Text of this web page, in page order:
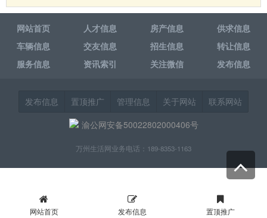
网站首页 人才信息 房产信息
供求信息
车辆信息
交友信息 招生信息
转让信息
服务信息
资讯索引 关注微信 发布信息
发布信息 置顶推广 管理信息 关于网站
联系网站
渝公网安备50022802000406号
万州生活网业务电话：189-8353-1163
网站首页 发布信息 置顶推广